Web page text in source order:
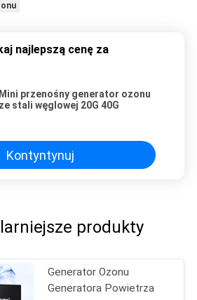
najlepszą cenę za
Mini przenośny generator ozonu
ze stali węglowej 20G 40G
Kontyntynuj
produkty
Generator Ozonu
Generatora Powietrza